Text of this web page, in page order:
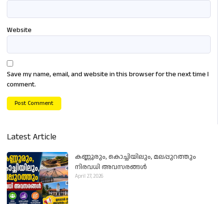
Website
Save my name, email, and website in this browser for the next time I
comment.
Latest Article
കണ്ണൂരും, കൊച്ചിയിലും, മലപ്പുറത്തും
നിരവധി അവസരങ്ങൾ
April 27, 2026